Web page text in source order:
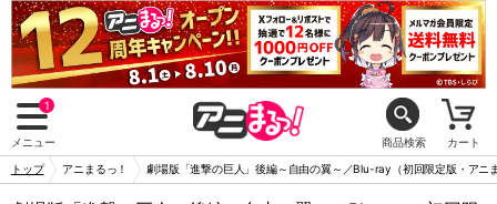
1
メニュー 商品検索 カート
トップ アニまるっ！ 劇場版「進撃の巨人」後編～自由の翼～／Blu-ray（初回限定版・アニ